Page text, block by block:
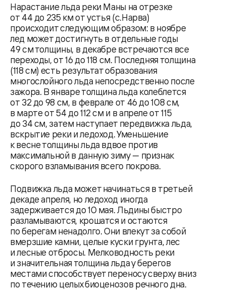
Нарастание льда реки Маны на отрезке
от 44 до 235 км от устья (с.Нарва)
происходит следующим образом: в ноябре
лед может достигнуть в отдельные годы
49 см толщины, в декабре встречаются все
переходы, от 16 до 118 см. Последняя толщина
(118 см) есть результат образования
многослойного льда непосредственно после
зажора. В январе толщина льда колеблется
от 32 до 98 см, в феврале от 46 до 108 см,
в марте от 54 до 112 см и в апреле от 115
до 34 см, затем наступает передвижка льда,
вскрытие реки и ледоход. Уменьшение
к весне толщины льда вдвое против
максимальной в данную зиму — признак
скорого взламывания всего покрова.
Подвижка льда может начинаться в третьей
декаде апреля, но ледоход иногда
задерживается до 10 мая. Льдины быстро
разламываются, крошатся и остаются
по берегам ненадолго. Они влекут за собой
вмерзшие камни, целые куски грунта, лес
и лесные отбросы. Мелководность реки
и значительная толщина льда у берегов
местами способствует переносу сверху вниз
по течению целых биоценозов речного дна.